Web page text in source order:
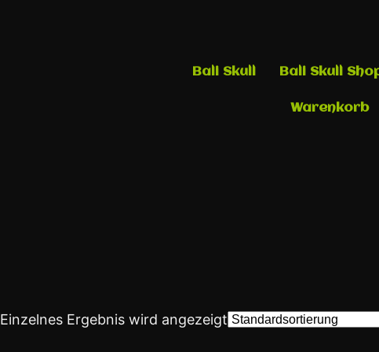
Bali Skull Bali Skull
Warenkorb
Einzelnes Ergebnis wird angezeigt